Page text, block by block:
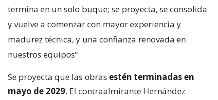
termina en un solo buque; se proyecta, se consolida
y vuelve a comenzar con mayor experiencia y
madurez técnica, y una confianza renovada en
nuestros equipos”.
Se proyecta que las obras estén terminadas en
mayo de 2029. El contraalmirante Hernández